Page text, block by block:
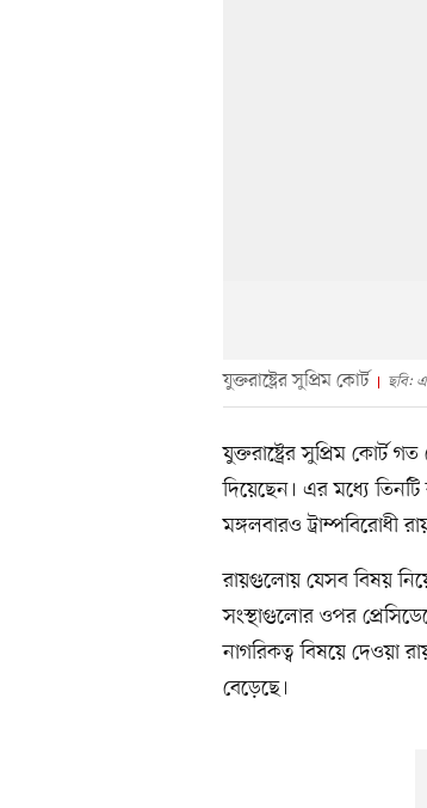
যুক্তরাষ্ট্রের সুপ্রিম কোর্ট ছবি:
যুক্তরাষ্ট্রের সুপ্রিম কোর্ট
দিয়েছেন। এর মধ্যে তিনটি
মঙ্গলবারও ট্রাম্পবিরোধী
রায়গুলোয় যেসব বিষয়
সংস্থাগুলোর ওপর
নাগরিকত্ব বিষয়ে দেওয়া
বেড়েছে।